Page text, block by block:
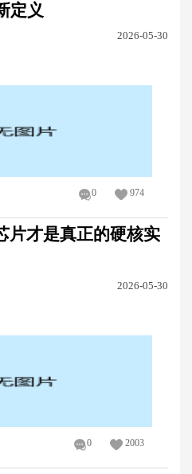
定义
2026-05-30
0 974
片才是真正的硬核实
2026-05-30
0 2003